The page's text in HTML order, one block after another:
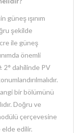
güneş ışınım
şekilde
ile güneş
önemli
2° dahilinde PV
bir bölümünü
Doğru ve
çerçevesine
edilir.